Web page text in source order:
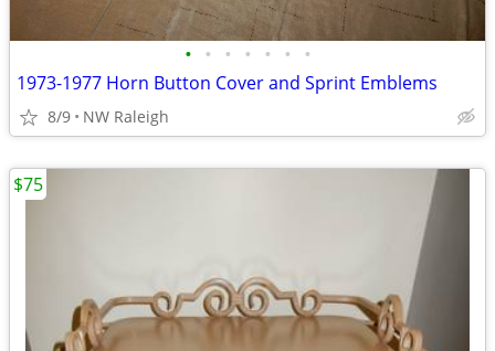
• • • • • • •
1973-1977 Horn Button Cover and Sprint Emblems
8/9 NW Raleigh
$75